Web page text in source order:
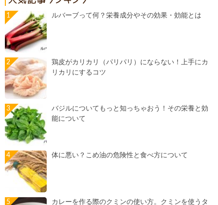
ルバーブって何？栄養成分やその効果・効能とは
鶏皮がカリカリ（パリパリ）にならない！上手にカ
リカリにするコツ
バジルについてもっと知っちゃおう！その栄養と効
能について
体に悪い？こめ油の危険性と食べ方について
カレーを作る際のクミンの使い方。クミンを使うタ